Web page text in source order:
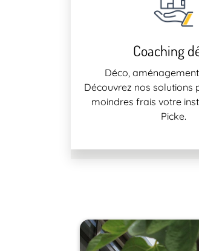
Coaching
Déco,
Découvrez nos solutions
moindres frais votre
Picke.